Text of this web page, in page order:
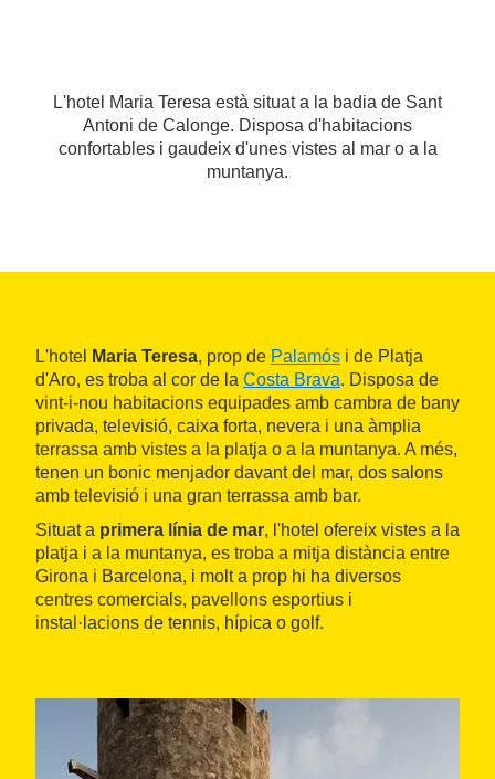
L'hotel Maria Teresa està situat a la badia de Sant
Antoni de Calonge. Disposa d'habitacions
confortables i gaudeix d'unes vistes al mar o a la
muntanya.
L'hotel Maria Teresa, prop de Palamós i de Platja
d'Aro, es troba al cor de la Costa Brava. Disposa de
vint-i-nou habitacions equipades amb cambra de bany
privada, televisió, caixa forta, nevera i una àmplia
terrassa amb vistes a la platja o a la muntanya. A més,
tenen un bonic menjador davant del mar, dos salons
amb televisió i una gran terrassa amb bar.
Situat a primera línia de mar, l'hotel ofereix vistes a la
platja i a la muntanya, es troba a mitja distància entre
Girona i Barcelona, i molt a prop hi ha diversos
centres comercials, pavellons esportius i
instal·lacions de tennis, hípica o golf.